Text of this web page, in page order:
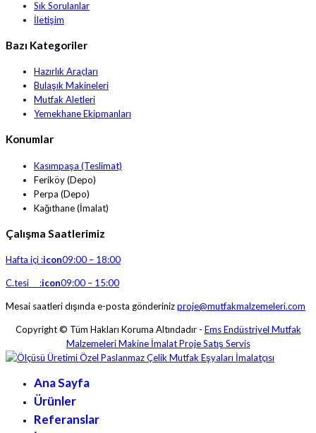
Sık Sorulanlar
İletişim
Bazı Kategoriler
Hazırlık Araçları
Bulaşık Makineleri
Mutfak Aletleri
Yemekhane Ekipmanları
Konumlar
Kasımpaşa (Teslimat)
Feriköy (Depo)
Perpa (Depo)
Kağıthane (İmalat)
Çalışma Saatlerimiz
Hafta içi :icon09:00 – 18:00
C.tesi :icon09:00 – 15:00
Mesai saatleri dışında e-posta gönderinizproje@mutfakmalzemeleri.com
Copyright © Tüm Hakları Koruma Altındadır - Ems Endüstriyel Mutfak
Malzemeleri Makine İmalat Proje Satış Servis
Ana Sayfa
Ürünler
Referanslar